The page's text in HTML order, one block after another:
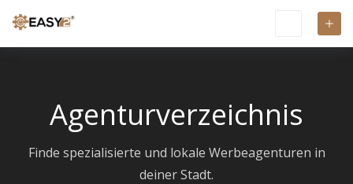
Agenturverzeichnis
Finde spezialisierte und lokale Werbeagenturen in
deiner Stadt.